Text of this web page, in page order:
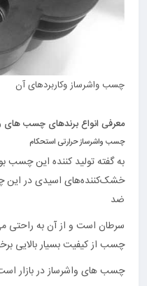
چسب واشرساز وکاربردهای آن
معرفی انواع برندهای چسب های
چسب واشرساز حرارتی استحکام
به گفته تولید کننده این چسب
خشک‌کننده‌های اسیدی در
ضد
سرطان است و از آن به ‌راحتی
چسب از کیفیت بسیار بالایی
چسب های واشرساز در بازار